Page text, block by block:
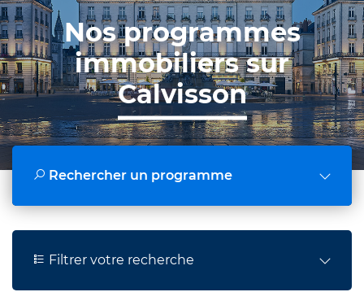
Nos programmes
immobiliers sur
Calvisson
Rechercher un programme
Filtrer votre recherche